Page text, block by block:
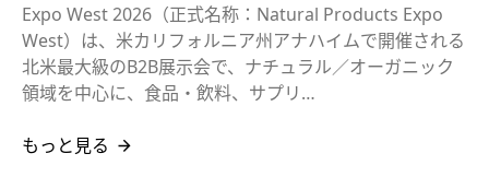
Expo West 2026（正式名称：Natural Products Expo
West）は、米カリフォルニア州アナハイムで開催される
北米最大級のB2B展示会で、ナチュラル／オーガニック
領域を中心に、食品・飲料、サプリ…
もっと見る